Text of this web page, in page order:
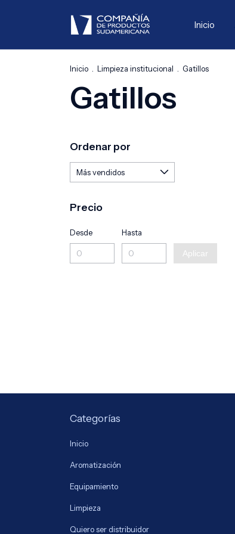
Inicio
Inicio Limpieza institucional Gatillos
Gatillos
Ordenar por
Precio
Desde Hasta
Aplicar
Categorías
Inicio
Aromatización
Equipamiento
Limpieza
Quiero ser distribuidor